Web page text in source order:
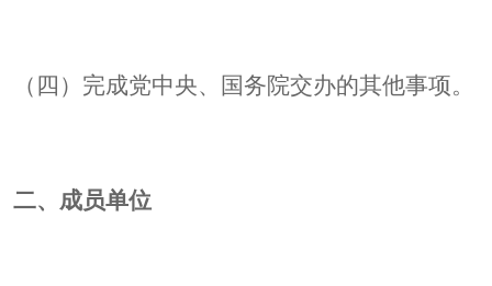
（四）完成党中央、国务院交办的其他事项。
二、成员单位